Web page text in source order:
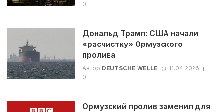
0
Дональд Трамп: США начали
«расчистку» Ормузского
пролива
Автор DEUTSCHE WELLE
11.04.2026
0
Ормузский пролив заменил для